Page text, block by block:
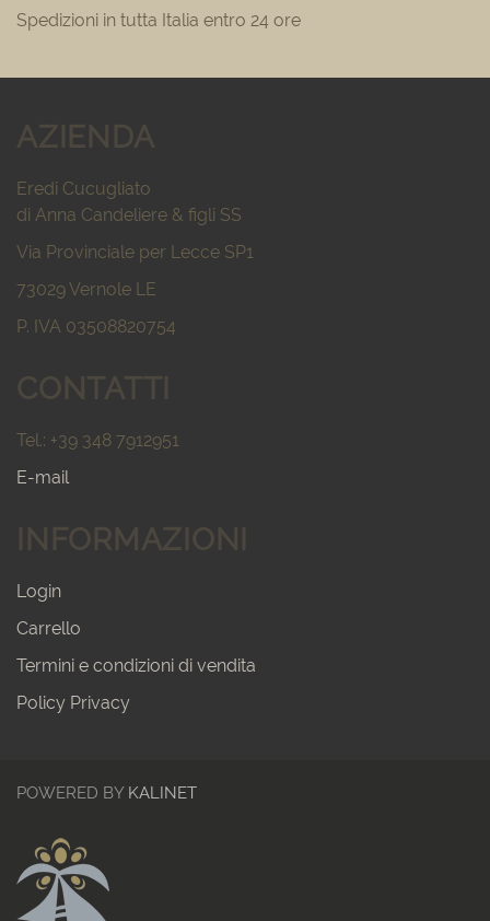
Spedizioni in tutta Italia entro 24 ore
AZIENDA
Eredi Cucugliato
di Anna Candeliere & figli SS
Via Provinciale per Lecce SP1
73029 Vernole LE
P. IVA 03508820754
CONTATTI
Tel.: +39 348 7912951
E-mail
INFORMAZIONI
Login
Carrello
Termini e condizioni di vendita
Policy Privacy
POWERED BY KALINET